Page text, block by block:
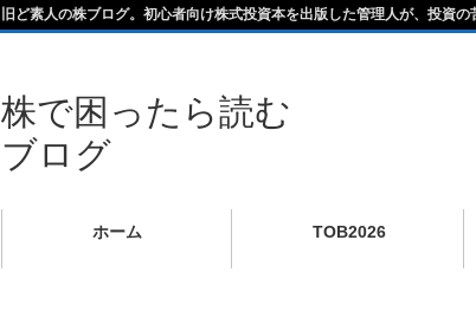
株で困ったら読む
ブログ
ホーム TOB2026
旧ど素人の株ブログ。初心者向け株式投資本を出版した管理人が、投資